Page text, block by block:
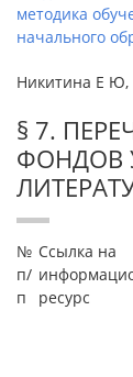
методика
начального
Никитина Е
§ 7.
ФОНДОВ
№
п/
п
Ссылка на
ресурс